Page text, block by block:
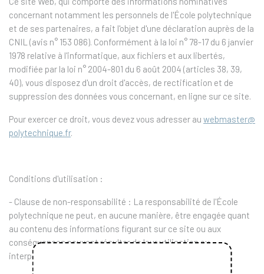
concernant notamment les personnels de l'École polytechnique
et de ses partenaires, a fait l'objet d'une déclaration auprès de la
CNIL (avis n° 153 086). Conformément à la loi n° 78-17 du 6 janvier
1978 relative à l'informatique, aux fichiers et aux libertés,
modifiée par la loi n° 2004-801 du 6 août 2004 (articles 38, 39,
40), vous disposez d'un droit d'accès, de rectification et de
suppression des données vous concernant, en ligne sur ce site.
Pour exercer ce droit, vous devez vous adresser au webmaster@
polytechnique.fr.
Conditions d'utilisation :
- Clause de non-responsabilité : La responsabilité de l'École
polytechnique ne peut, en aucune manière, être engagée quant
au contenu des informations figurant sur ce site ou aux
conséquences pouvant résulter de leur utilisation ou
interprétation.